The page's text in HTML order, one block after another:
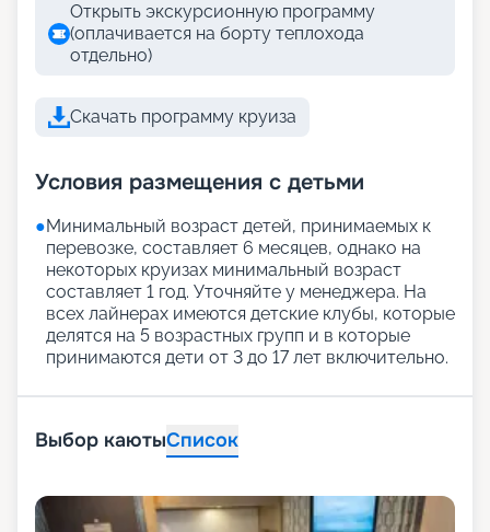
Открыть экскурсионную программу
(оплачивается на борту теплохода
отдельно)
Скачать программу круиза
Условия размещения с детьми
●Минимальный возраст детей, принимаемых к
перевозке, составляет 6 месяцев, однако на
некоторых круизах минимальный возраст
составляет 1 год. Уточняйте у менеджера. На
всех лайнерах имеются детские клубы, которые
делятся на 5 возрастных групп и в которые
принимаются дети от 3 до 17 лет включительно.
Выбор каютыСписок